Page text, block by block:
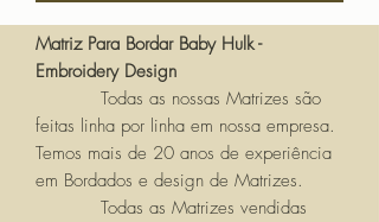
Matriz Para Bordar Baby Hulk -
Embroidery Design
Todas as nossas Matrizes são
feitas linha por linha em nossa empresa.
Temos mais de 20 anos de experiência
em Bordados e design de Matrizes.
Todas as Matrizes vendidas